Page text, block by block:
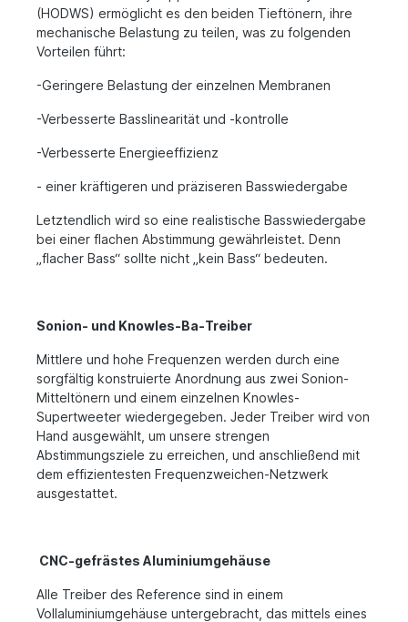
(HODWS) ermöglicht es den beiden Tieftönern, ihre
mechanische Belastung zu teilen, was zu folgenden
Vorteilen führt:
-Geringere Belastung der einzelnen Membranen
-Verbesserte Basslinearität und -kontrolle
-Verbesserte Energieeffizienz
- einer kräftigeren und präziseren Basswiedergabe
Letztendlich wird so eine realistische Basswiedergabe
bei einer flachen Abstimmung gewährleistet. Denn
„flacher Bass“ sollte nicht „kein Bass“ bedeuten.
Sonion- und Knowles-Ba-Treiber
Mittlere und hohe Frequenzen werden durch eine
sorgfältig konstruierte Anordnung aus zwei Sonion-
Mitteltönern und einem einzelnen Knowles-
Supertweeter wiedergegeben. Jeder Treiber wird von
Hand ausgewählt, um unsere strengen
Abstimmungsziele zu erreichen, und anschließend mit
dem effizientesten Frequenzweichen-Netzwerk
ausgestattet.
CNC-gefrästes Aluminiumgehäuse
Alle Treiber des Reference sind in einem
Vollaluminiumgehäuse untergebracht, das mittels eines